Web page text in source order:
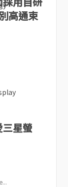
高通束
星螢